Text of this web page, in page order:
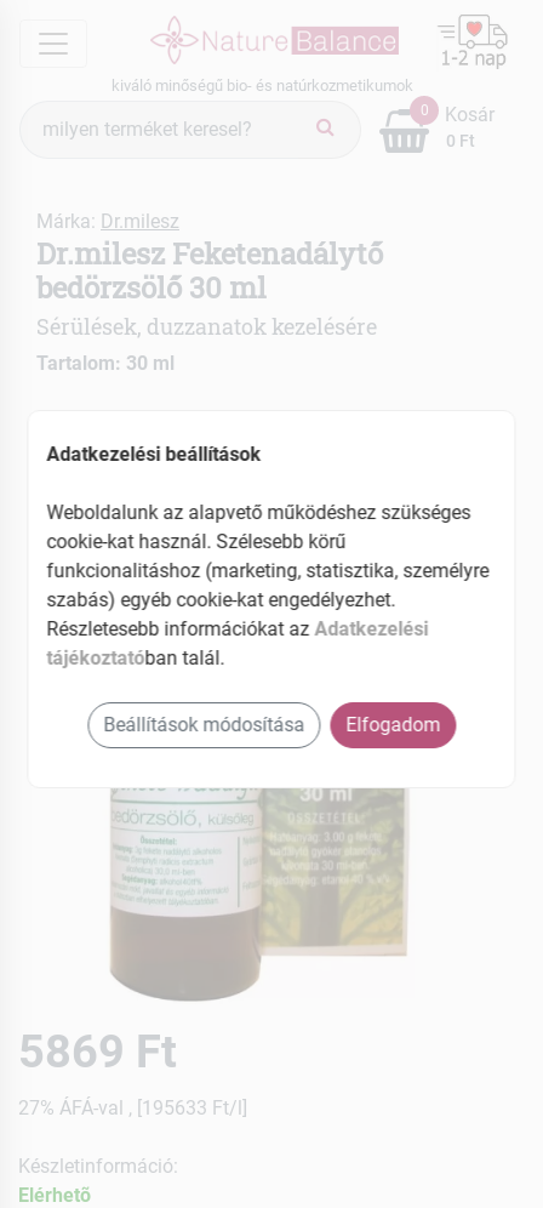
menu
kiváló minőségű bio- és natúrkozmetikumok
keresés
0
0 Ft
Kosár
Márka: Dr.milesz
Dr.milesz Feketenadálytő
bedörzsölő 30 ml
Sérülések, duzzanatok kezelésére
Tartalom: 30 ml
Visszeres lábak feszülésének enyhítésére is
EAN: 5997825710021
5869 Ft
27% ÁFÁ-val , [195633 Ft/l]
Készletinformáció:
Elérhetõ
Adatkezelési beállítások
Weboldalunk az alapvető működéshez szükséges
cookie-kat használ. Szélesebb körű
funkcionalitáshoz (marketing, statisztika, személyre
szabás) egyéb cookie-kat engedélyezhet.
Részletesebb információkat azAdatkezelési
tájékoztatóban talál.
Beállítások módosítása Elfogadom